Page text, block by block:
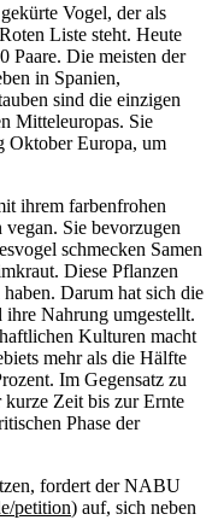
Vogel, der als
Liste steht. Heute
Paare. Die meisten der
in Spanien,
sind die einzigen
Mitteleuropas. Sie
Oktober Europa, um
ihrem farbenfrohen
Sie bevorzugen
schmecken Samen
Diese Pflanzen
Darum hat sich die
ihre Nahrung umgestellt.
Kulturen macht
mehr als die Hälfte
Im Gegensatz zu
kurze Zeit bis zur Ernte
Phase der
fordert der NABU
petition) auf, sich neben